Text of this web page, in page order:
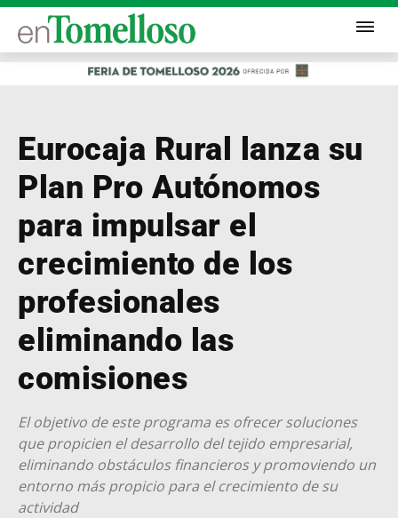
Eurocaja Rural lanza su
Plan Pro Autónomos
para impulsar el
crecimiento de los
profesionales
eliminando las
comisiones
El objetivo de este programa es ofrecer soluciones
que propicien el desarrollo del tejido empresarial,
eliminando obstáculos financieros y promoviendo un
entorno más propicio para el crecimiento de su
actividad